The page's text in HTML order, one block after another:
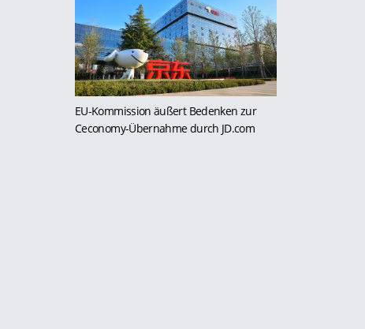
EU-Kommission äußert Bedenken zur
Ceconomy-Übernahme durch JD.com